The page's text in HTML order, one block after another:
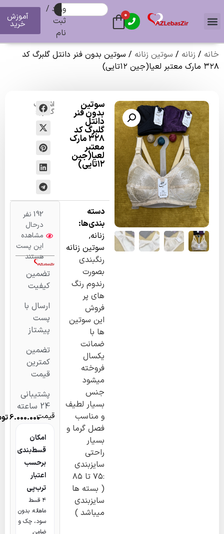
0 آموزش
خرید
زنانه/ سوتین زنانه/ سوتین بدون فنر دانتل گلبرگ کد
سوتین
بدون فنر
دانتل
گلبرگ کد
۳۲۸ مارک
معتبر
لعیا(جین
۱۲تایی)
اشتراک
گذاری:
دسته
بندی‌ها:
زنانه,
سوتین زنانه
رندوم رنگ
این سوتین
بسیار لطیف
و مناسب
فصل گرما و
سایزبندی
( بسته ها
سایزبندی
میباشد )
مشاهده
این پست
هستند
کیفیت
پست
پشتیبانی
24 ساعته
قیمت 6.000.000تومان
قسط‌بندی
اعتبار
ترب‌پی